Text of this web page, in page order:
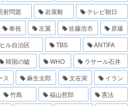
射問題 岩屋毅
テレビ朝日
奉祝 左翼 佐藤浩市
原爆
ル自治区 TBS
ANTIFA
韓国の嘘 WHO
ラサール石井
ス 麻生太郎 文在寅
イラン
竹島 福山哲郎
憲法